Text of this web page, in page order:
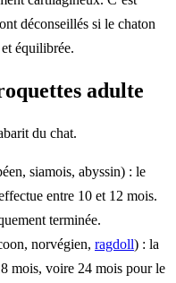
déconseillés si le chaton
équilibrée.
adulte
du chat.
siamois, abyssin) : le
entre 10 et 12 mois.
terminée.
norvégien, ragdoll) : la
mois, voire 24 mois pour le